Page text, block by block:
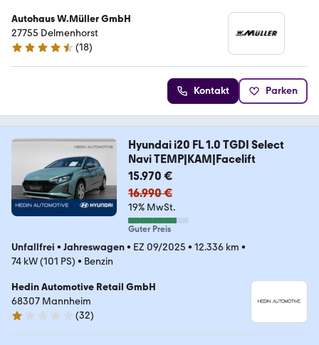
Autohaus W.Müller GmbH
27755 Delmenhorst
4.3 Sterne
(18)
Kontakt Parken
Hyundai i20 FL 1.0 TGDI Select
Navi TEMP|KAM|Facelift
15.970 €
16.990 €
19% MwSt.
Guter Preis
Unfallfrei • Jahreswagen• EZ 09/2025 • 12.336 km •
74 kW (101 PS) • Benzin
Hedin Automotive Retail GmbH
68307 Mannheim
1 Stern
(32)